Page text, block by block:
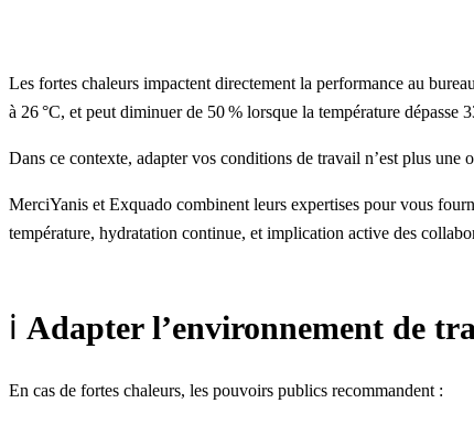
Les fortes chaleurs impactent directement la performance au
à 26 °C, et peut diminuer de 50 % lorsque la température dépasse
Dans ce contexte, adapter vos conditions de travail n’est plus une
MerciYanis et Exquado combinent leurs expertises pour vous
température, hydratation continue, et implication active des
ℹ️ Adapter l’environnement de
En cas de fortes chaleurs, les pouvoirs publics recommandent :